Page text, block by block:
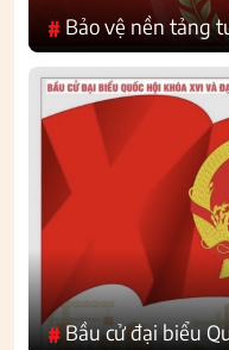
# Bảo vệ nền tảng
#Bầu cử đại biểu